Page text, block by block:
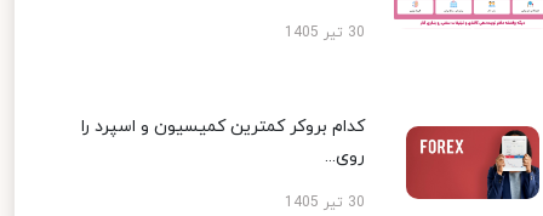
30 تیر 1405
کدام بروکر کمترین کمیسیون و اسپرد را
روی...
30 تیر 1405